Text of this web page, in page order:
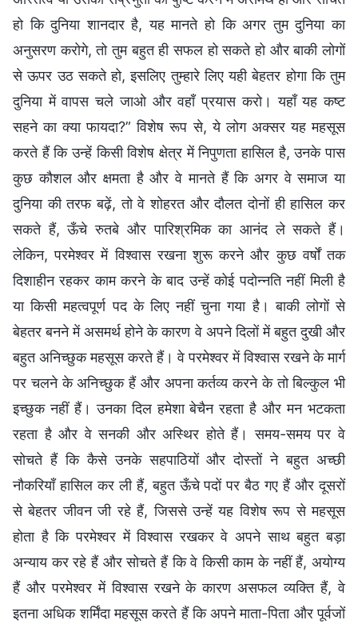
हो कि दुनिया शानदार है, यह मानते हो कि अगर तुम दुनिया का
अनुसरण करोगे, तो तुम बहुत ही सफल हो सकते हो और बाकी लोगों
से ऊपर उठ सकते हो, इसलिए तुम्हारे लिए यही बेहतर होगा कि तुम
दुनिया में वापस चले जाओ और वहाँ प्रयास करो। यहाँ यह कष्ट
सहने का क्या फायदा?” विशेष रूप से, ये लोग अक्सर यह महसूस
करते हैं कि उन्हें किसी विशेष क्षेत्र में निपुणता हासिल है, उनके पास
कुछ कौशल और क्षमता है और वे मानते हैं कि अगर वे समाज या
दुनिया की तरफ बढ़ें, तो वे शोहरत और दौलत दोनों ही हासिल कर
सकते हैं, ऊँचे रुतबे और पारिश्रमिक का आनंद ले सकते हैं।
लेकिन, परमेश्वर में विश्वास रखना शुरू करने और कुछ वर्षों तक
दिशाहीन रहकर काम करने के बाद उन्हें कोई पदोन्नति नहीं मिली है
या किसी महत्वपूर्ण पद के लिए नहीं चुना गया है। बाकी लोगों से
बेहतर बनने में असमर्थ होने के कारण वे अपने दिलों में बहुत दुखी और
बहुत अनिच्छुक महसूस करते हैं। वे परमेश्वर में विश्वास रखने के मार्ग
पर चलने के अनिच्छुक हैं और अपना कर्तव्य करने के तो बिल्कुल भी
इच्छुक नहीं हैं। उनका दिल हमेशा बेचैन रहता है और मन भटकता
रहता है और वे सनकी और अस्थिर होते हैं। समय-समय पर वे
सोचते हैं कि कैसे उनके सहपाठियों और दोस्तों ने बहुत अच्छी
नौकरियाँ हासिल कर ली हैं, बहुत ऊँचे पदों पर बैठ गए हैं और दूसरों
से बेहतर जीवन जी रहे हैं, जिससे उन्हें यह विशेष रूप से महसूस
होता है कि परमेश्वर में विश्वास रखकर वे अपने साथ बहुत बड़ा
अन्याय कर रहे हैं और सोचते हैं कि वे किसी काम के नहीं हैं, अयोग्य
हैं और परमेश्वर में विश्वास रखने के कारण असफल व्यक्ति हैं, वे
इतना अधिक शर्मिंदा महसूस करते हैं कि अपने माता-पिता और पूर्वजों